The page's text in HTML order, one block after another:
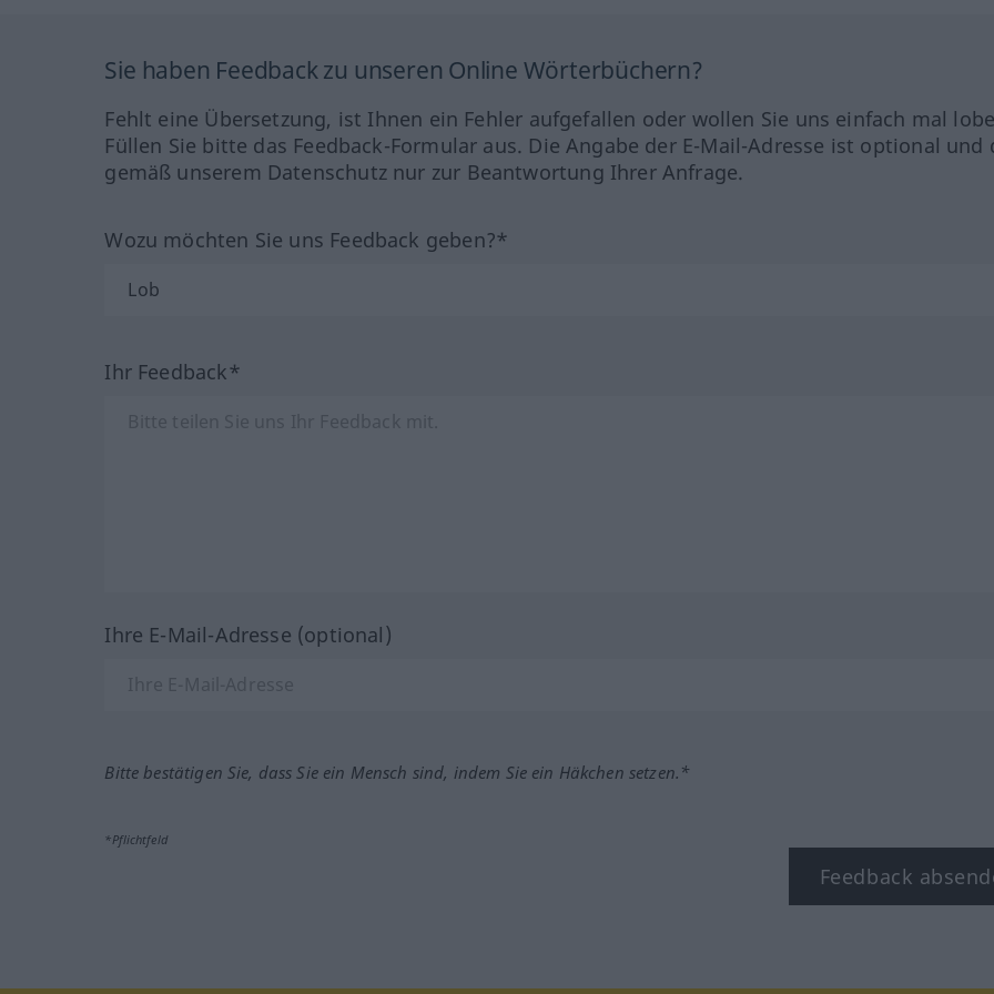
Sie haben Feedback zu unseren Online Wörterbüchern?
Fehlt eine Übersetzung, ist Ihnen ein Fehler aufgefallen oder wollen Sie uns einfach mal
Füllen Sie bitte das Feedback-Formular aus. Die Angabe der E-Mail-Adresse ist optional und
gemäß unserem Datenschutz nur zur Beantwortung Ihrer Anfrage.
Wozu möchten Sie uns Feedback geben?*
Ihr Feedback*
Ihre E-Mail-Adresse (optional)
Bitte bestätigen Sie, dass Sie ein Mensch sind, indem Sie ein Häkchen setzen.*
*Pflichtfeld
Feedback